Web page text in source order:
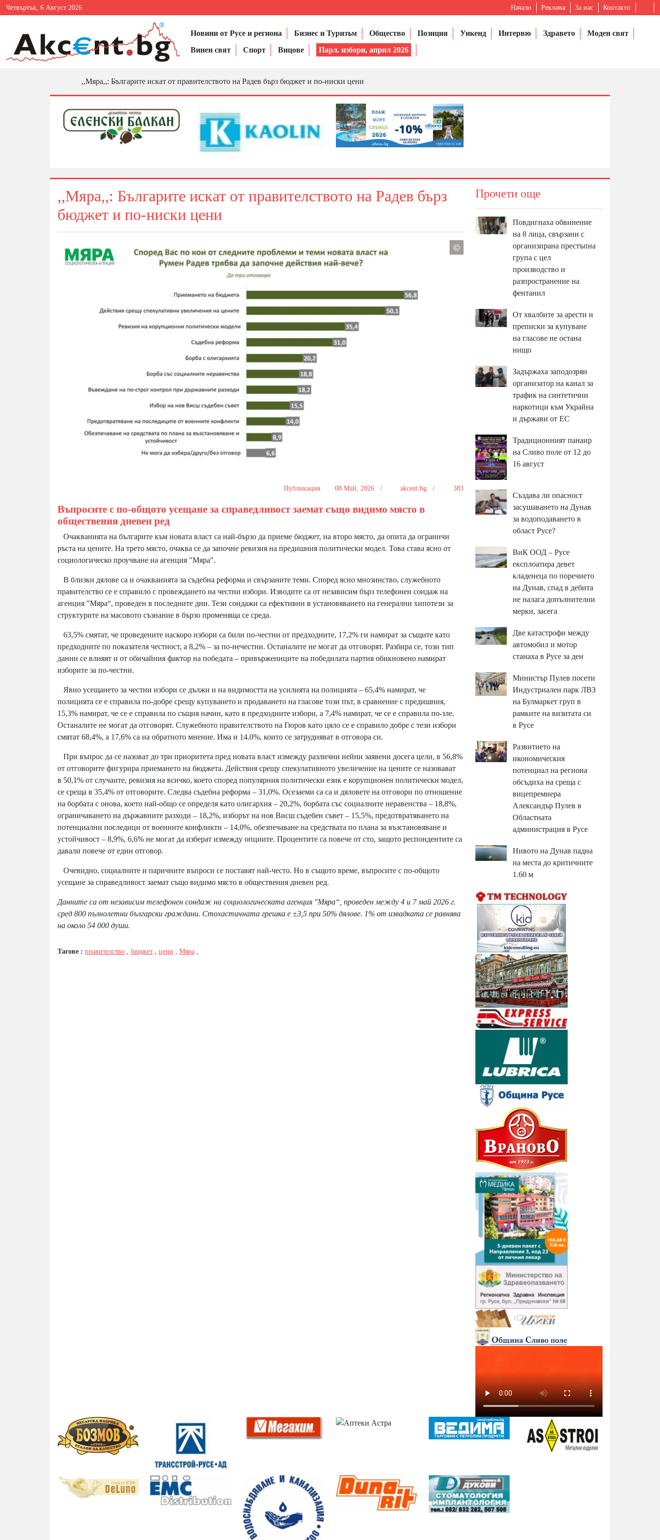
Четвъртък, 6 Август 2026 Начало Реклама За нас Контакти
Новини от Русе и региона Бизнес и Туризъм Общество Позиция Уикенд Интервю Здравето
Моден свят
Винен свят
Спорт Вицове Парл. избори, април 2026
,,Мяра,,: Българите искат от правителството на Радев бърз бюджет и по-ниски цени
,,Мяра,,: Българите искат от правителството на Радев бърз
бюджет и по-ниски цени
Публикация 08 Май, 2026 / akcent.bg / 383
Въпросите с по-общото усещане за справедливост заемат също видимо място в
обществения дневен ред
Очакванията на българите към новата власт са най-бързо да приеме бюджет, на второ място, да опита да ограничи
ръста на цените. На трето място, очаква се да започне ревизия на предишния политически модел. Това става ясно от
социологическо проучване на агенция "Мяра".
В близки дялове са и очакванията за съдебна реформа и свързаните теми. Според ясно мнозинство, служебното
правителство се е справило с провеждането на честни избори. Изводите са от независим бърз телефонен сондаж на
агенция "Мяра“, проведен в последните дни. Тези сондажи са ефективни в установяването на генерални хипотези за
структурите на масовото съзнание в бързо променяща се среда.
63,5% смятат, че проведените наскоро избори са били по-честни от предходните, 17,2% ги намират за същите като
предходните по показателя честност, а 8,2% – за по-нечестни. Останалите не могат да отговорят. Разбира се, този тип
данни се влияят и от обичайния фактор на победата – привържениците на победилата партия обикновено намират
изборите за по-честни.
Явно усещането за честни избори се дължи и на видимостта на усилията на полицията – 65,4% намират, че
полицията се е справила по-добре срещу купуването и продаването на гласове този път, в сравнение с предишния,
15,3% намират, че се е справила по същия начин, като в предходните избори, а 7,4% намират, че се е справила по-зле.
Останалите не могат да отговорят. Служебното правителството на Гюров като цяло се е справило добре с тези избори
смятат 68,4%, а 17,6% са на обратното мнение. Има и 14.0%, които се затрудняват в отговора си.
При въпрос да се назоват до три приоритета пред новата власт измежду различни нейни заявени досега цели, в 56,8%
от отговорите фигурира приемането на бюджета. Действия срещу спекулативното увеличение на цените се назовават
в 50,1% от случаите, ревизия на всичко, което според популярния политически език е корупционен политически модел,
се среща в 35,4% от отговорите. Следва съдебна реформа – 31,0%. Осезаеми са са и дяловете на отговори по отношение
на борбата с онова, което най-общо се определя като олигархия – 20,2%, борбата със социалните неравенства – 18,8%,
ограничаването на държавните разходи – 18,2%, изборът на нов Висш съдебен съвет – 15,5%, предотвратяването на
потенциални последици от военните конфликти – 14,0%, обезпечаване на средствата по плана за възстановяване и
устойчивост – 8,9%, 6,6% не могат да изберат измежду опциите. Процентите са повече от сто, защото респондентите са
давали повече от един отговор.
Очевидно, социалните и паричните въпроси се поставят най-често. Но в същото време, въпросите с по-общото
усещане за справедливост заемат също видимо място в обществения дневен ред.
Данните са от независим телефонен сондаж на социологическата агенция "Мяра“, проведен между 4 и 7 май 2026 г.
сред 800 пълнолетни български граждани. Стохастичната грешка е ±3,5 при 50% дялове. 1% от извадката се равнява
на около 54 000 души.
Тагове : правителство , бюджет , цени , Мяра ,
Прочети още
Повдигнаха обвинение
на 8 лица, свързани с
организирана престъпна
група с цел
производство и
разпространение на
фентанил
От хвалбите за арести и
преписки за купуване
на гласове не остана
нищо
Задържаха заподозрян
организатор на канал за
трафик на синтетични
наркотици към Украйна
и държави от ЕС
Традиционният панаир
на Сливо поле от 12 до
16 август
Създава ли опасност
засушаването на Дунав
за водоподаването в
област Русе?
ВиК ООД – Русе
експлоатира девет
кладенеца по поречието
на Дунав, спад в дебита
не налага допълнителни
мерки, засега
Две катастрофи между
автомобил и мотор
станаха в Русе за ден
Министър Пулев посети
Индустриален парк ЛВЗ
на Булмаркет груп в
рамките на визитата си
в Русе
Развитието на
икономическия
потенциал на региона
обсъдиха на среща с
вицепремиера
Александър Пулев в
Областната
администрация в Русе
Нивото на Дунав падна
на места до критичните
1.60 м